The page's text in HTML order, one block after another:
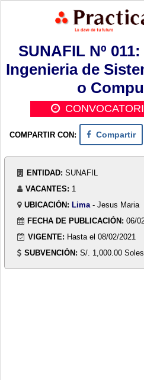
SUNAFIL Nº
Ingenieria de
o
COMPARTIR CON: Compartir
ENTIDAD: SUNAFIL
VACANTES: 1
UBICACIÓN: Lima - Jesus Maria
FECHA DE PUBLICACIÓN: 06/
VIGENTE: Hasta el 08/02/2021
SUBVENCIÓN: S/. 1,000.00 Soles